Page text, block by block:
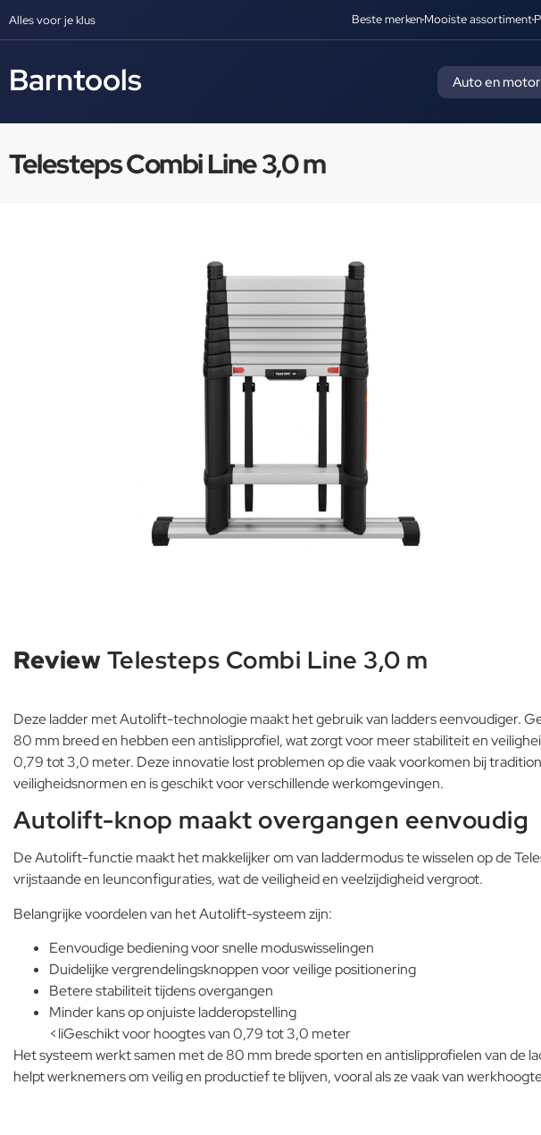
Alles voor je klus Beste merkenMooiste assortiment
Barntools Auto en motor
Telesteps Combi Line 3,0 m
ReviewTelesteps Combi Line 3,0 m
Deze ladder met Autolift-technologie maakt het gebruik van ladders eenvoudiger.
80 mm breed en hebben een antislipprofiel, wat zorgt voor meer stabiliteit en
0,79 tot 3,0 meter. Deze innovatie lost problemen op die vaak voorkomen bij
veiligheidsnormen en is geschikt voor verschillende werkomgevingen.
Autolift-knop maakt overgangen eenvoudig
De Autolift-functie maakt het makkelijker om van laddermodus te wisselen op de
vrijstaande en leunconfiguraties, wat de veiligheid en veelzijdigheid vergroot.
Belangrijke voordelen van het Autolift-systeem zijn:
Eenvoudige bediening voor snelle moduswisselingen
Duidelijke vergrendelingsknoppen voor veilige positionering
Betere stabiliteit tijdens overgangen
Minder kans op onjuiste ladderopstelling
<liGeschikt voor hoogtes van 0,79 tot 3,0 meter
Het systeem werkt samen met de 80 mm brede sporten en antislipprofielen van de
helpt werknemers om veilig en productief te blijven, vooral als ze vaak van